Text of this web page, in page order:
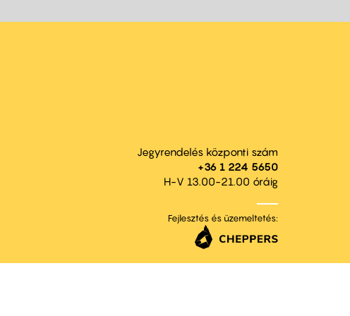
Jegyrendelés központi szám
+36 1 224 5650
H-V 13.00-21.00 óráig
Fejlesztés és üzemeltetés: